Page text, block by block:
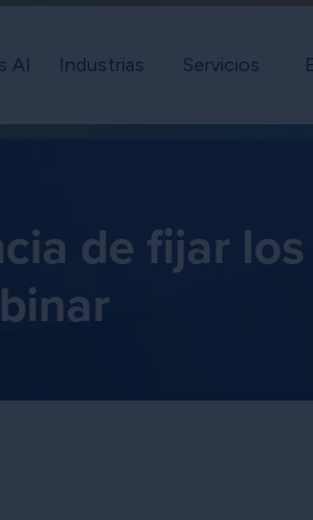
AI Industrias Servicios
de fijar